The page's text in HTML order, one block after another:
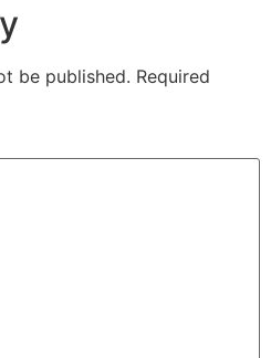
be published. Required